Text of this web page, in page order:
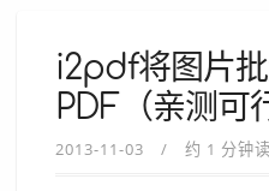
i2pdf将图片
PDF（亲测可
2013-11-03 约 1 分钟